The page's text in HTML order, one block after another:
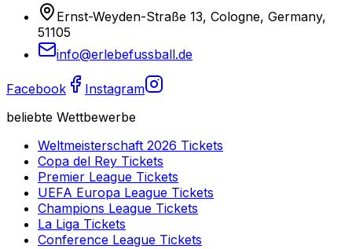
Ernst-Weyden-Straße 13, Cologne, Germany,
51105
info@erlebefussball.de
Facebook
Instagram
beliebte Wettbewerbe
Weltmeisterschaft 2026 Tickets
Copa del Rey Tickets
Premier League Tickets
UEFA Europa League Tickets
Champions League Tickets
La Liga Tickets
Conference League Tickets